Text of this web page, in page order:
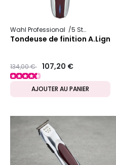
Wahl Professional 5 Star Series
Tondeuse de finition A.Lign
Prix ​​réduit de
134,00 €to107,20 €
AJOUTER AU PANIER